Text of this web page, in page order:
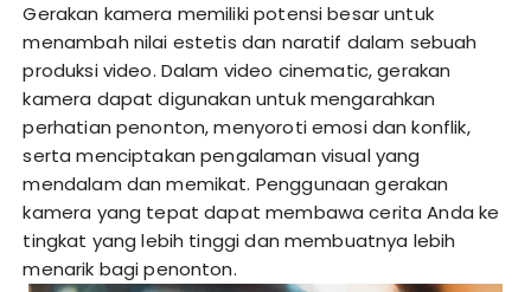
Gerakan kamera memiliki potensi besar untuk
menambah nilai estetis dan naratif dalam sebuah
produksi video. Dalam video cinematic, gerakan
kamera dapat digunakan untuk mengarahkan
perhatian penonton, menyoroti emosi dan konflik,
serta menciptakan pengalaman visual yang
mendalam dan memikat. Penggunaan gerakan
kamera yang tepat dapat membawa cerita Anda ke
tingkat yang lebih tinggi dan membuatnya lebih
menarik bagi penonton.